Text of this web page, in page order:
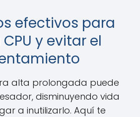
efectivos para
y evitar el
alta prolongada puede
disminuyendo vida
a inutilizarlo. Aquí te